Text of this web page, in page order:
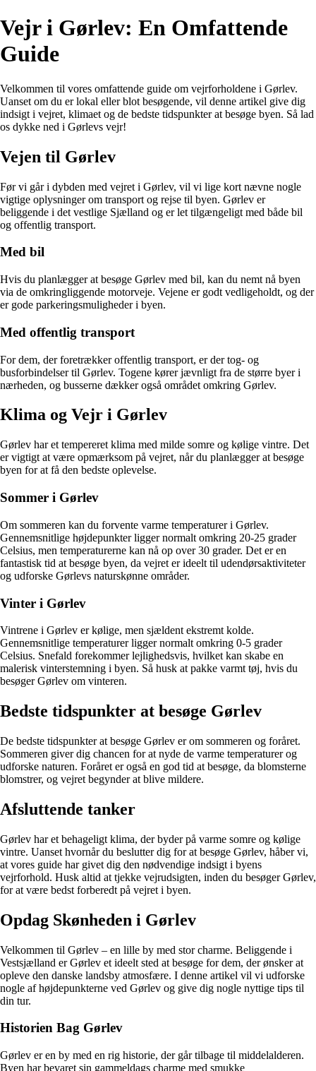
Vejr i Gørlev: En Omfattende
Guide
Velkommen til vores omfattende guide om vejrforholdene i Gørlev.
Uanset om du er lokal eller blot besøgende, vil denne artikel give dig
indsigt i vejret, klimaet og de bedste tidspunkter at besøge byen. Så lad
os dykke ned i Gørlevs vejr!
Vejen til Gørlev
Før vi går i dybden med vejret i Gørlev, vil vi lige kort nævne nogle
vigtige oplysninger om transport og rejse til byen. Gørlev er
beliggende i det vestlige Sjælland og er let tilgængeligt med både bil
og offentlig transport.
Med bil
Hvis du planlægger at besøge Gørlev med bil, kan du nemt nå byen
via de omkringliggende motorveje. Vejene er godt vedligeholdt, og der
er gode parkeringsmuligheder i byen.
Med offentlig transport
For dem, der foretrækker offentlig transport, er der tog- og
busforbindelser til Gørlev. Togene kører jævnligt fra de større byer i
nærheden, og busserne dækker også området omkring Gørlev.
Klima og Vejr i Gørlev
Gørlev har et tempereret klima med milde somre og kølige vintre. Det
er vigtigt at være opmærksom på vejret, når du planlægger at besøge
byen for at få den bedste oplevelse.
Sommer i Gørlev
Om sommeren kan du forvente varme temperaturer i Gørlev.
Gennemsnitlige højdepunkter ligger normalt omkring 20-25 grader
Celsius, men temperaturerne kan nå op over 30 grader. Det er en
fantastisk tid at besøge byen, da vejret er ideelt til udendørsaktiviteter
og udforske Gørlevs naturskønne områder.
Vinter i Gørlev
Vintrene i Gørlev er kølige, men sjældent ekstremt kolde.
Gennemsnitlige temperaturer ligger normalt omkring 0-5 grader
Celsius. Snefald forekommer lejlighedsvis, hvilket kan skabe en
malerisk vinterstemning i byen. Så husk at pakke varmt tøj, hvis du
besøger Gørlev om vinteren.
Bedste tidspunkter at besøge Gørlev
De bedste tidspunkter at besøge Gørlev er om sommeren og foråret.
Sommeren giver dig chancen for at nyde de varme temperaturer og
udforske naturen. Foråret er også en god tid at besøge, da blomsterne
blomstrer, og vejret begynder at blive mildere.
Afsluttende tanker
Gørlev har et behageligt klima, der byder på varme somre og kølige
vintre. Uanset hvornår du beslutter dig for at besøge Gørlev, håber vi,
at vores guide har givet dig den nødvendige indsigt i byens
vejrforhold. Husk altid at tjekke vejrudsigten, inden du besøger Gørlev,
for at være bedst forberedt på vejret i byen.
Opdag Skønheden i Gørlev
Velkommen til Gørlev – en lille by med stor charme. Beliggende i
Vestsjælland er Gørlev et ideelt sted at besøge for dem, der ønsker at
opleve den danske landsby atmosfære. I denne artikel vil vi udforske
nogle af højdepunkterne ved Gørlev og give dig nogle nyttige tips til
din tur.
Historien Bag Gørlev
Gørlev er en by med en rig historie, der går tilbage til middelalderen.
Byen har bevaret sin gammeldags charme med smukke